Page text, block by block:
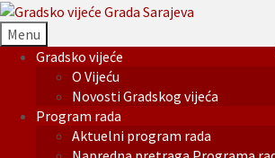
Menu
Gradsko vijeće
O Vijeću
Novosti Gradskog vijeća
Program rada
Aktuelni program rada